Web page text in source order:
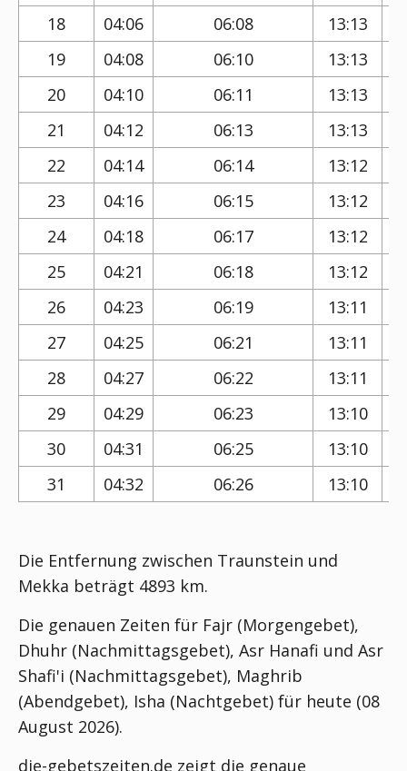
18 04:06 06:08 13:13
19
04:08 06:10 13:13
20
04:10 06:11 13:13
21
04:12 06:13 13:13
22
04:14 06:14 13:12
23
04:16 06:15 13:12
24
04:18 06:17 13:12
25
04:21 06:18 13:12
26
04:23 06:19 13:11
27
04:25 06:21 13:11
28
04:27 06:22 13:11
29
04:29 06:23 13:10
30
04:31 06:25 13:10
31
04:32 06:26 13:10
Die Entfernung zwischen Traunstein und
Mekka beträgt 4893 km.
Die genauen Zeiten für Fajr (Morgengebet),
Dhuhr (Nachmittagsgebet), Asr Hanafi und Asr
Shafi'i (Nachmittagsgebet), Maghrib
(Abendgebet), Isha (Nachtgebet) für heute (08
August 2026).
die-gebetszeiten.de zeigt die genaue